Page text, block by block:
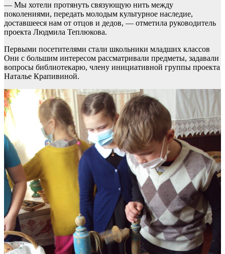
— Мы хотели протянуть связующую нить между
поколениями, передать молодым культурное наследие,
доставшееся нам от отцов и дедов, — отметила руководитель
проекта Людмила Теплюкова.
Первыми посетителями стали школьники младших классов
Они с большим интересом рассматривали предметы, задавали
вопросы библиотекарю, члену инициативной группы проекта
Наталье Крапивиной.